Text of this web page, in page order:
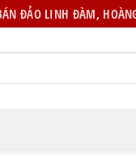
ĐẢO LINH ĐÀM,